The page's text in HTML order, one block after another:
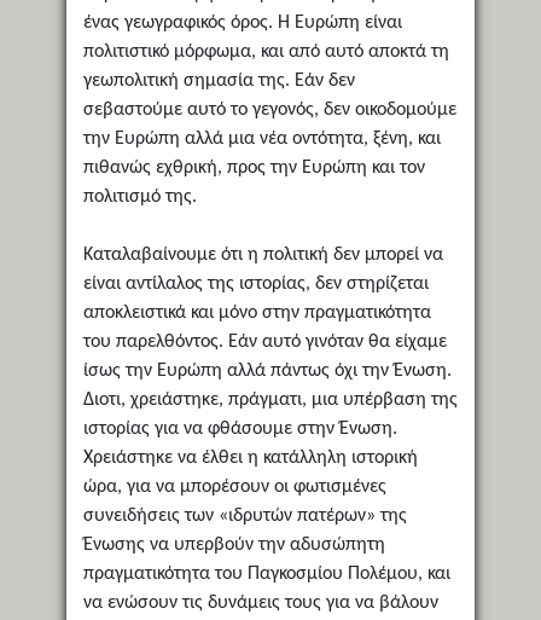
ένας γεωγραφικός όρος. Η Ευρώπη είναι
πολιτιστικό μόρφωμα, και από αυτό αποκτά τη
γεωπολιτική σημασία της. Εάν δεν
σεβαστούμε αυτό το γεγονός, δεν οικοδομούμε
την Ευρώπη αλλά μια νέα οντότητα, ξένη, και
πιθανώς εχθρική, προς την Ευρώπη και τον
πολιτισμό της.
Καταλαβαίνουμε ότι η πολιτική δεν μπορεί να
είναι αντίλαλος της ιστορίας, δεν στηρίζεται
αποκλειστικά και μόνο στην πραγματικότητα
του παρελθόντος. Εάν αυτό γινόταν θα είχαμε
ίσως την Ευρώπη αλλά πάντως όχι την Ένωση.
Διοτι, χρειάστηκε, πράγματι, μια υπέρβαση της
ιστορίας για να φθάσουμε στην Ένωση.
Χρειάστηκε να έλθει η κατάλληλη ιστορική
ώρα, για να μπορέσουν οι φωτισμένες
συνειδήσεις των «ιδρυτών πατέρων» της
Ένωσης να υπερβούν την αδυσώπητη
πραγματικότητα του Παγκοσμίου Πολέμου, και
να ενώσουν τις δυνάμεις τους για να βάλουν